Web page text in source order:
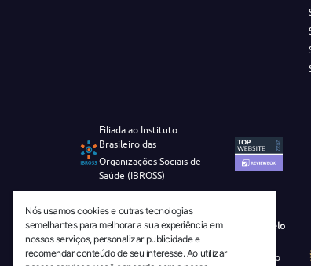
Filiada ao Instituto
Brasileiro das
Organizações Sociais de
Saúde (IBROSS)
Revista Tecnico-Cientifica CEJAM Selo
Diamante de Ciência Aberta
Diretório Migulim Instituto Brasileiro
Nós usamos cookies e outras tecnologias
semelhantes para melhorar a sua experiência em
nossos serviços, personalizar publicidade e
recomendar conteúdo de seu interesse. Ao utilizar